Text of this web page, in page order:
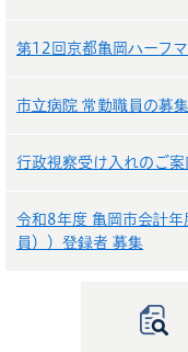
第12回京都亀岡ハーフ
市立病院 常勤職員の募集
行政視察受け入れのご案
令和8年度 亀岡市会計
員））登録者 募集